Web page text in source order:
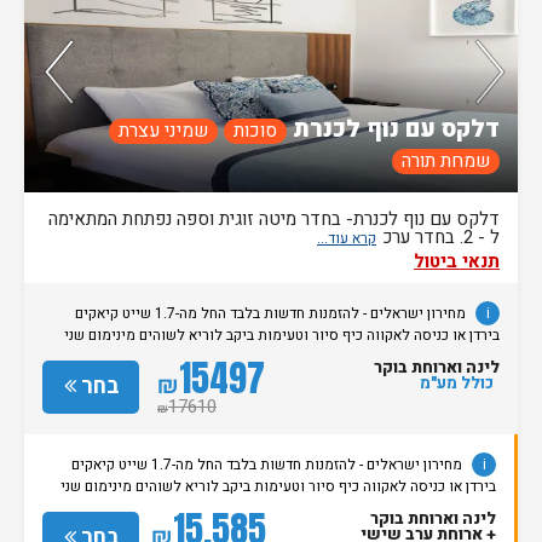
דלקס עם נוף לכנרת סוכות
שמיני עצרת
שמחת תורה
דלקס עם נוף לכנרת- בחדר מיטה זוגית וספה נפתחת המתאימה
ל - 2. בחדר ערכ
תנאי ביטול
i
מחירון ישראלים - להזמנות חדשות בלבד החל מה-1.7 שייט קיאקים
בירדן או כניסה לאקווה כיף סיור וטעימות ביקב לוריא לשוהים מינימום שני
לילות המתקנים פעילים בימי חול ובשישי עוד במלון - בידור, ערב טברנה יוונית
מועדון ילדים ונוער תוסס, מבחר פעילויות לילדים. לכל המשפחה - בימי
חמישי סיור רגלי לילי מודרך בטבריה ובימי שישי טיול מודרך לשמורת הטבע
״עין תינה״ ברכבים פרטיים. • ״מחרוזת להקות צבאיות״ - הפקת מקור • מבחר
- בריכה פנימית מקורה ומחוממת, טיפולים מפנקים, חדר כושר וסאונה ההטבה
איננה כוללת תינוקות בגילאי 0-2.
בחר ₪15497
₪17610
לינה וארוחת בוקר
כולל מע"מ
i
מחירון ישראלים - להזמנות חדשות בלבד החל מה-1.7 שייט קיאקים
בירדן או כניסה לאקווה כיף סיור וטעימות ביקב לוריא לשוהים מינימום שני
לילות המתקנים פעילים בימי חול ובשישי עוד במלון - בידור, ערב טברנה
יוונית מועדון ילדים ונוער תוסס, מבחר פעילויות לילדים. לכל המשפחה -
15,585 לינה וארוחת בוקר
+ ארוחת ערב שישי